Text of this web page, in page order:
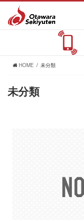
HOME 未分類
未分類